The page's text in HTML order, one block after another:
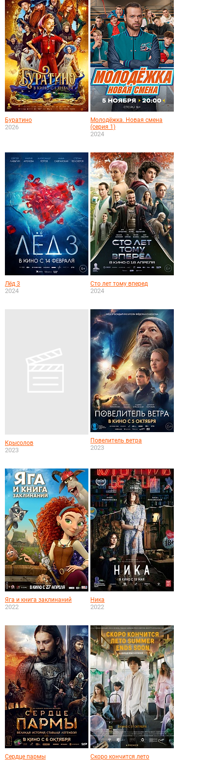
Буратино
2026
Молодёжка. Новая смена
(серия 1)
2024
Лёд 3
2024
Сто лет тому вперед
2024
Крысолов
2023
Повелитель ветра
2023
Яга и книга заклинаний
2022
Ника
2022
Сердце пармы Скоро кончится лето